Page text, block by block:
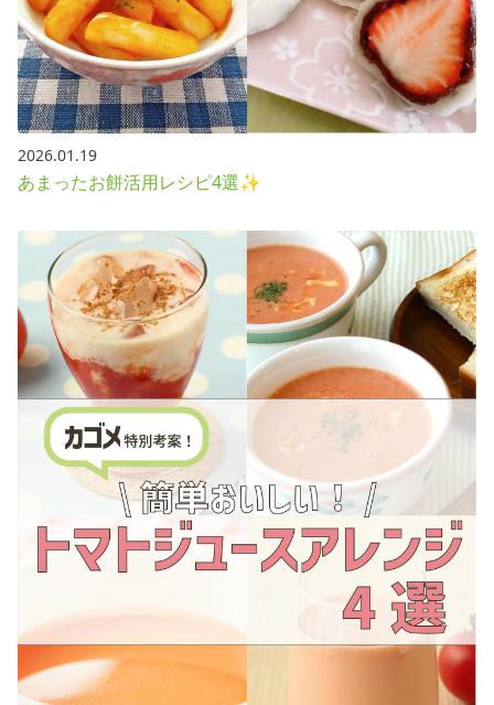
2026.01.19
あまったお餅活用レシピ4選✨